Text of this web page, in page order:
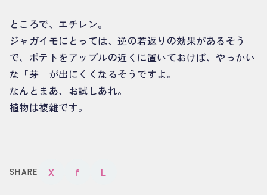
ところで、エチレン。
ジャガイモにとっては、逆の若返りの効果があるそう
で、ポテトをアップルの近くに置いておけば、やっかい
な「芽」が出にくくなるそうですよ。
なんとまあ、お試しあれ。
植物は複雑です。
SHARE X f L